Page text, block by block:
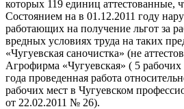
которых 119 единиц аттестованные,
Состоянием на в 01.12.2011 году
работающих на получение льгот за
вредных условиях труда на таких
«Чугуевская саночистка» (не
Агрофирма «Чугуевская» ( 5 рабочих
года проведенная работа
рабочих мест в Чугуевском
от 22.02.2011 № 26).